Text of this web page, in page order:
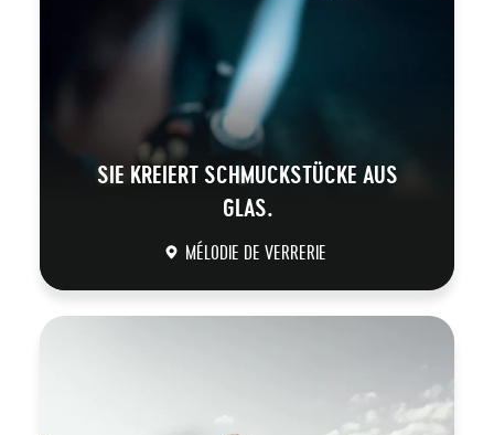
SIE KREIERT SCHMUCKSTÜCKE AUS
GLAS.
MÉLODIE DE VERRERIE